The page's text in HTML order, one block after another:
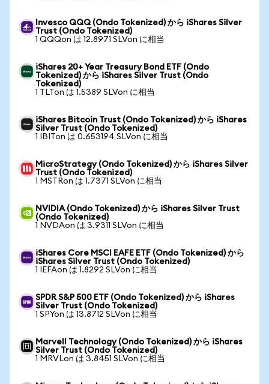
Invesco QQQ (Ondo Tokenized) から iShares Silver
Trust (Ondo Tokenized)
1 QQQon は 12.8971 SLVon に相当
iShares 20+ Year Treasury Bond ETF (Ondo
Tokenized) から iShares Silver Trust (Ondo
Tokenized)
1 TLTon は 1.5389 SLVon に相当
iShares Bitcoin Trust (Ondo Tokenized) から iShares
Silver Trust (Ondo Tokenized)
1 IBITon は 0.653194 SLVon に相当
MicroStrategy (Ondo Tokenized) から iShares Silver
Trust (Ondo Tokenized)
1 MSTRon は 1.7371 SLVon に相当
NVIDIA (Ondo Tokenized) から iShares Silver Trust
(Ondo Tokenized)
1 NVDAon は 3.9311 SLVon に相当
iShares Core MSCI EAFE ETF (Ondo Tokenized) から
iShares Silver Trust (Ondo Tokenized)
1 IEFAon は 1.8292 SLVon に相当
SPDR S&P 500 ETF (Ondo Tokenized) から iShares
Silver Trust (Ondo Tokenized)
1 SPYon は 13.8712 SLVon に相当
Marvell Technology (Ondo Tokenized) から iShares
Silver Trust (Ondo Tokenized)
1 MRVLon は 3.8451 SLVon に相当